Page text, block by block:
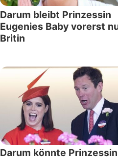
Darum bleibt Prinzessin
Eugenies Baby vorerst
Britin
Darum könnte Prinzessin